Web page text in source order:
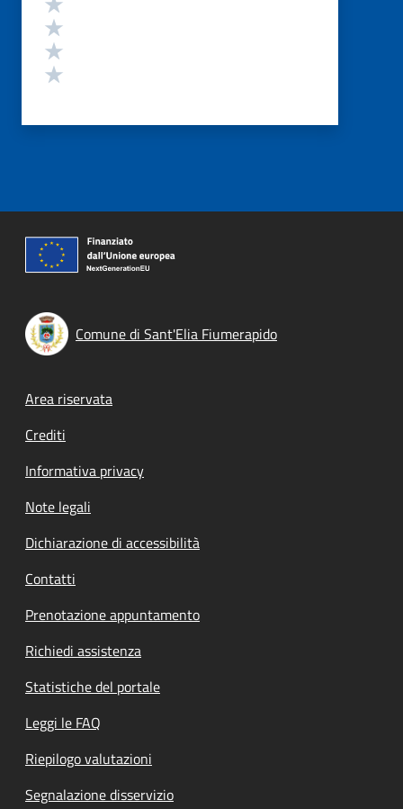
Comune di Sant'Elia Fiumerapido
Footer menu
Area riservata
Crediti
Informativa privacy
Note legali
Dichiarazione di accessibilità
Contatti
Prenotazione appuntamento
Richiedi assistenza
Statistiche del portale
Leggi le FAQ
Riepilogo valutazioni
Segnalazione disservizio